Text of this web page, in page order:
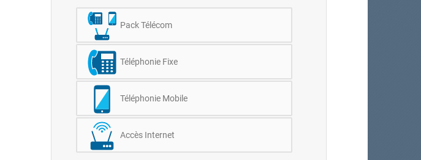
Pack Télécom
Téléphonie Fixe
Téléphonie Mobile
Accès Internet